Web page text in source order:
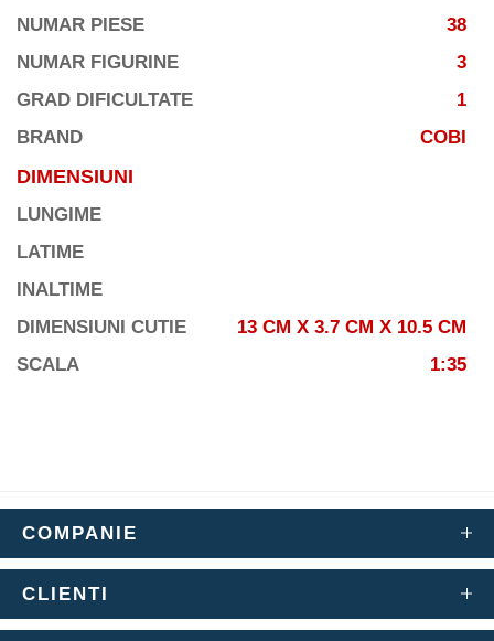
NUMAR PIESE
38
NUMAR FIGURINE
3
GRAD DIFICULTATE
1
BRAND
COBI
DIMENSIUNI
LUNGIME
LATIME
INALTIME
DIMENSIUNI CUTIE
13 CM X 3.7 CM X 10.5 CM
SCALA
1:35
COMPANIE
CLIENTI